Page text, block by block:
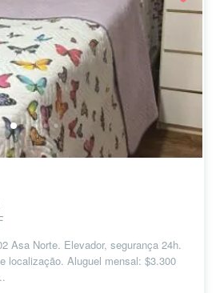
Asa Norte. Elevador, segurança 24h.
localização. Aluguel mensal: $3.300